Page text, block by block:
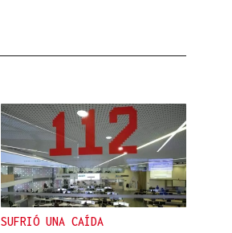
SUFRIÓ UNA CAÍDA